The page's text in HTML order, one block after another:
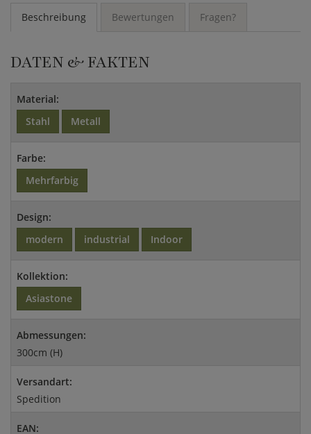
Beschreibung Bewertungen Fragen?
DATEN & FAKTEN
Material:
Stahl
Metall
Farbe:
Mehrfarbig
Design:
modern
industrial Indoor
Kollektion:
Asiastone
Abmessungen:
300cm (H)
Versandart:
Spedition
EAN: